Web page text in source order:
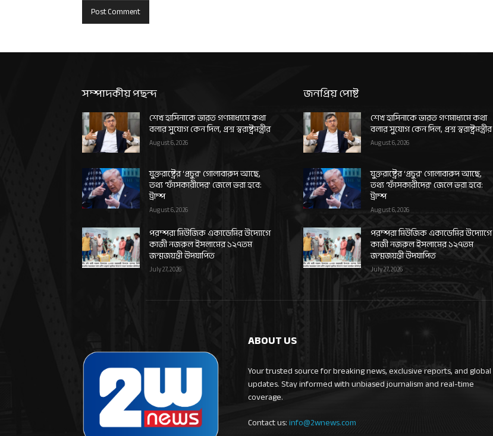
সম্পাদকীয় পছন্দ
শেখ হাসিনাকে ভারত গণমাধ্যমে কথা
বলার সুযোগ কেন দিল, প্রশ্ন স্বরাষ্ট্রমন্ত্রীর
August 6, 2026
যুক্তরাষ্ট্রের ‘প্রচুর’ গোলাবারুদ আছে,
তথ্য ‘ফাঁসকারীদের’ জেলে ভরা হবে:
ট্রাম্প
August 6, 2026
পরম্পরা মিউজিক একাডেমির উদ্যোগে
কাজী নজরুল ইসলামের ১২৭তম
জন্মজয়ন্তী উদযাপিত
July 27, 2026
জনপ্রিয় পোষ্ট
শেখ হাসিনাকে ভারত গণমাধ্যমে কথা
বলার সুযোগ কেন দিল, প্রশ্ন স্বরাষ্ট্রমন্ত্রীর
August 6, 2026
যুক্তরাষ্ট্রের ‘প্রচুর’ গোলাবারুদ আছে,
তথ্য ‘ফাঁসকারীদের’ জেলে ভরা হবে:
ট্রাম্প
August 6, 2026
পরম্পরা মিউজিক একাডেমির উদ্যোগে
কাজী নজরুল ইসলামের ১২৭তম
জন্মজয়ন্তী উদযাপিত
July 27, 2026
ABOUT US
Your trusted source for breaking news, exclusive reports, and global
updates. Stay informed with unbiased journalism and real-time
coverage.
Contact us:info@2wnews.com